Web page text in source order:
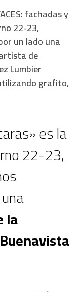
fachadas y
22-23,
un lado una
de
Lumbier
grafito,
es la
22-23,
la